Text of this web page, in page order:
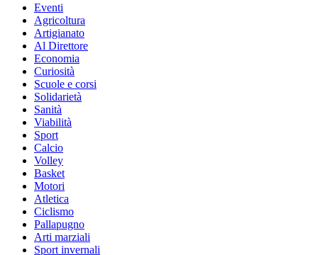
Eventi
Agricoltura
Artigianato
Al Direttore
Economia
Curiosità
Scuole e corsi
Solidarietà
Sanità
Viabilità
Sport
Calcio
Volley
Basket
Motori
Atletica
Ciclismo
Pallapugno
Arti marziali
Sport invernali